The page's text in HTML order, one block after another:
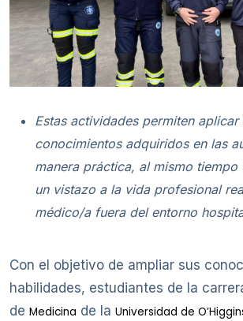
Estas actividades permiten aplicar
conocimientos adquiridos en las
manera práctica, al mismo tiempo
un vistazo a la vida profesional
médico/a fuera del entorno
Con el objetivo de ampliar sus
habilidades, estudiantes de la
de Medicina de la Universidad de